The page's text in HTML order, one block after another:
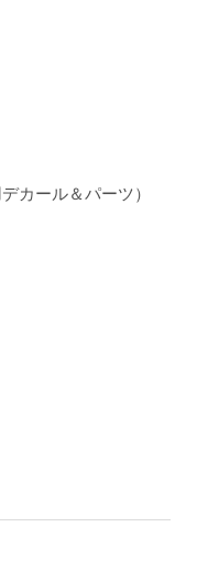
カール＆パーツ）